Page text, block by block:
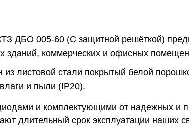
ДБО 005-60 (С защитной решёткой)
зданий, коммерческих и офисных
из листовой стали покрытый белой
и пыли (IP20).
и комплектующими от надежных и
длительный срок эксплуатации наших